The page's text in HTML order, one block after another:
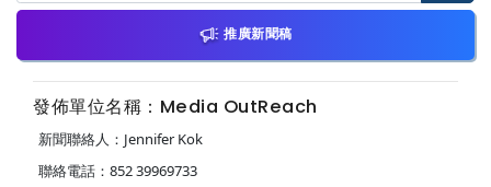
推廣新聞稿
發佈單位名稱：Media OutReach
新聞聯絡人：Jennifer Kok
聯絡電話：852 39969733